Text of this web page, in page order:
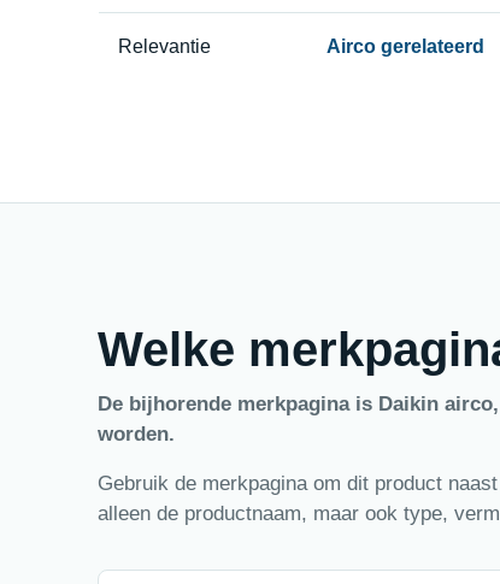
Relevantie Airco gerelateerd
Welke
De bijhorende merkpagina is Daikin
worden.
Gebruik de merkpagina om dit product
alleen de productnaam, maar ook type,